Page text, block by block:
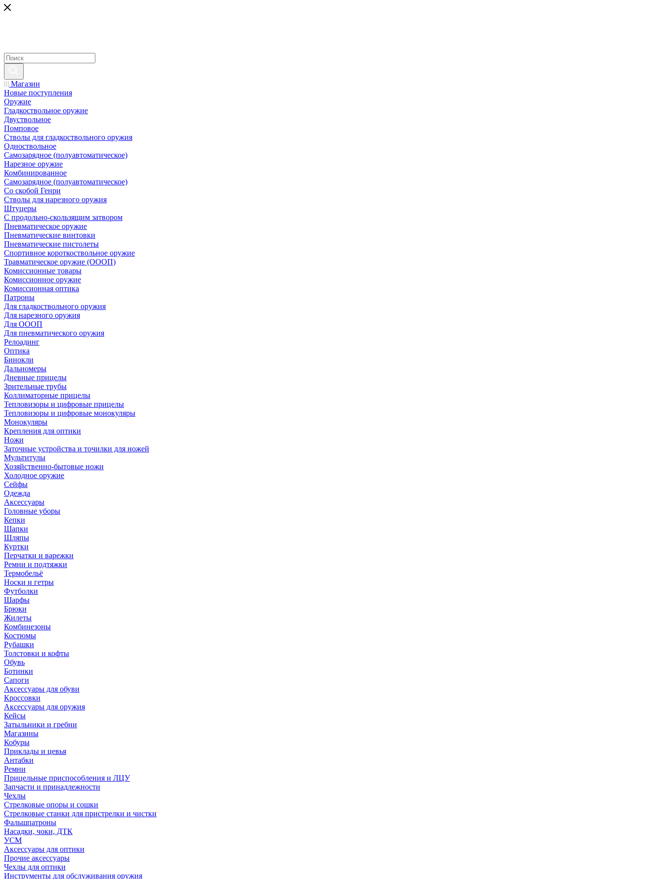
Магазин
Новые поступления
Оружие
Гладкоствольное оружие
Двуствольное
Помповое
Стволы для гладкоствольного оружия
Одноствольное
Самозарядное (полуавтоматическое)
Нарезное оружие
Комбинированное
Самозарядное (полуавтоматическое)
Со скобой Генри
Стволы для нарезного оружия
Штуцеры
С продольно-скользящим затвором
Пневматическое оружие
Пневматические винтовки
Пневматические пистолеты
Спортивное короткоствольное оружие
Травматическое оружие (ОООП)
Комиссионные товары
Комиссионное оружие
Комиссионная оптика
Патроны
Для гладкоствольного оружия
Для нарезного оружия
Для ОООП
Для пневматического оружия
Релоадинг
Оптика
Бинокли
Дальномеры
Дневные прицелы
Зрительные трубы
Коллиматорные прицелы
Тепловизоры и цифровые прицелы
Тепловизоры и цифровые монокуляры
Монокуляры
Крепления для оптики
Ножи
Заточные устройства и точилки для ножей
Мультитулы
Хозяйственно-бытовые ножи
Холодное оружие
Сейфы
Одежда
Аксессуары
Головные уборы
Кепки
Шапки
Шляпы
Куртки
Перчатки и варежки
Ремни и подтяжки
Термобельё
Носки и гетры
Футболки
Шарфы
Брюки
Жилеты
Комбинезоны
Костюмы
Рубашки
Толстовки и кофты
Обувь
Ботинки
Сапоги
Аксессуары для обуви
Кроссовки
Аксессуары для оружия
Кейсы
Затыльники и гребни
Магазины
Кобуры
Приклады и цевья
Антабки
Ремни
Прицельные приспособления и ЛЦУ
Запчасти и принадлежности
Чехлы
Стрелковые опоры и сошки
Стрелковые станки для пристрелки и чистки
Фальшпатроны
Насадки, чоки, ДТК
УСМ
Аксессуары для оптики
Прочие аксессуары
Чехлы для оптики
Инструменты для обслуживания оружия